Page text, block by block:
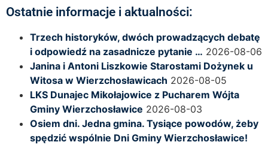
Ostatnie informacje i aktualności:
Trzech historyków, dwóch prowadzących debatę
i odpowiedź na zasadnicze pytanie … 2026-08-06
Janina i Antoni Liszkowie Starostami Dożynek u
Witosa w Wierzchosławicach 2026-08-05
LKS Dunajec Mikołajowice z Pucharem Wójta
Gminy Wierzchosławice 2026-08-03
Osiem dni. Jedna gmina. Tysiące powodów, żeby
spędzić wspólnie Dni Gminy Wierzchosławice!